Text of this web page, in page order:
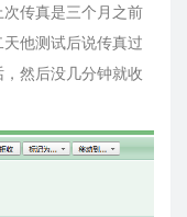
传真是三个月之前
他测试后说传真过
然后没几分钟就收